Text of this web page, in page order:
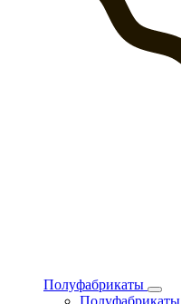
Полуфабрикаты
Полуфабрикаты